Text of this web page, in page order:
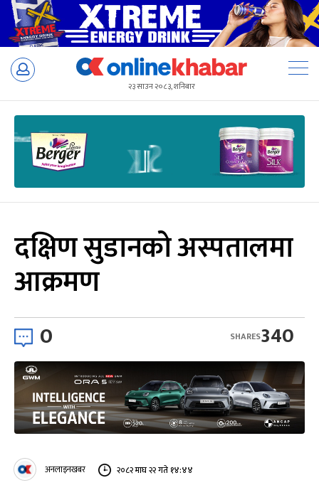
Skip
२३ साउन २०८३, शनिबार
दक्षिण सुडानको अस्पतालमा
आक्रमण
0 340
SHARES
अनलाइनखबर २०८२ माघ २२ गते १४:४४